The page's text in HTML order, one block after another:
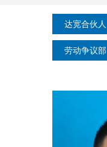
达宽合伙人
劳动争议部